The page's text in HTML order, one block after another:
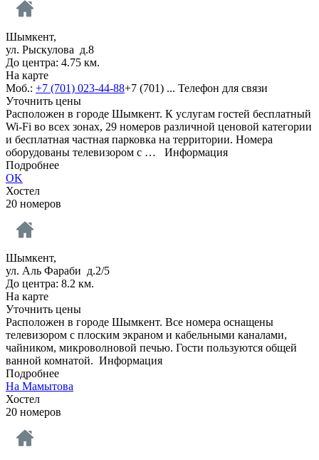
Шымкент,
ул. Рыскулова д.8
До центра: 4.75 км.
На карте
Моб.: +7 (701) 023-44-88+7 (701) ... Телефон для связи
Уточнить цены
Расположен в городе Шымкент. К услугам гостей бесплатный
Wi-Fi во всех зонах, 29 номеров различной ценовой категории
и бесплатная частная парковка на территории. Номера
оборудованы телевизором с … Информация
Подробнее
OK
Хостел
20 номеров
Шымкент,
ул. Аль Фараби д.2/5
До центра: 8.2 км.
На карте
Уточнить цены
Расположен в городе Шымкент. Все номера оснащены
телевизором с плоским экраном и кабельными каналами,
чайником, микроволновой печью. Гости пользуются общей
ванной комнатой. Информация
Подробнее
На Мамытова
Хостел
20 номеров